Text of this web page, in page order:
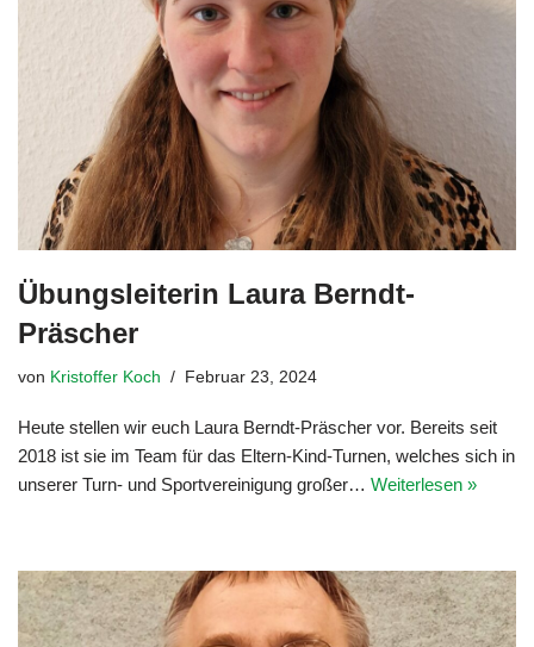
Übungsleiterin Laura Berndt-
Präscher
von Kristoffer Koch Februar 23, 2024
Heute stellen wir euch Laura Berndt-Präscher vor. Bereits seit
2018 ist sie im Team für das Eltern-Kind-Turnen, welches sich in
unserer Turn- und Sportvereinigung großer… Weiterlesen »